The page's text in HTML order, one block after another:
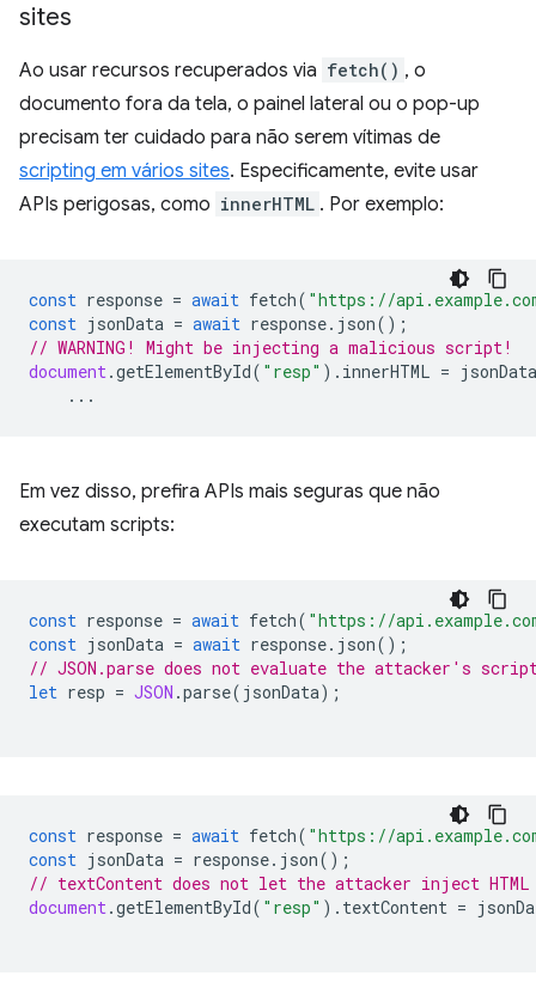
sites
Ao usar recursos recuperados via fetch() , o
documento fora da tela, o painel lateral ou o pop-up
precisam ter cuidado para não serem vítimas de
scripting em vários sites. Especificamente, evite usar
APIs perigosas, como innerHTML . Por exemplo:
const response = await fetch( "https://
const jsonData = await response. json();
// WARNING! Might be injecting a malicious script!
document.getElementById( "resp" ). innerHTML = jsonData
...
Em vez disso, prefira APIs mais seguras que não
executam scripts:
const response = await fetch( "https://
const jsonData = await response. json();
// JSON.parse does not evaluate the attacker's
let resp = JSON .parse( jsonData);
const response = await fetch( "https://
const jsonData = response. json();
// textContent does not let the attacker inject HTML
document.getElementById( "resp" ). textContent =